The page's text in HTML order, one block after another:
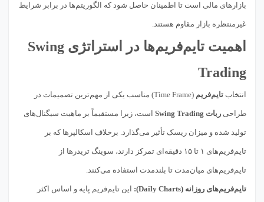
بازارهای مالی است تا اطمینان حاصل شود که الگوریتم‌ها در برابر شرایط
غیرمنتظره بازار مقاوم هستند.
اهمیت تایم‌فریم‌ها در استراتژی Swing
Trading
انتخاب تایم‌فریم (Time Frame) مناسب یکی از مهم‌ترین تصمیمات در
طراحی ربات Swing Trading است، زیرا مستقیماً بر ماهیت سیگنال‌های
تولید شده و میزان ریسک تأثیر می‌گذارد. برخلاف اسکالپرها که بر
تایم‌فریم‌های ۱ تا ۱۵ دقیقه‌ای تمرکز دارند، سوینگ تریدرها از
تایم‌فریم‌های میان‌مدت تا بلندمدت استفاده می‌کنند.
تایم‌فریم‌های روزانه (Daily Charts): این تایم‌فریم پایه و اساس اکثر